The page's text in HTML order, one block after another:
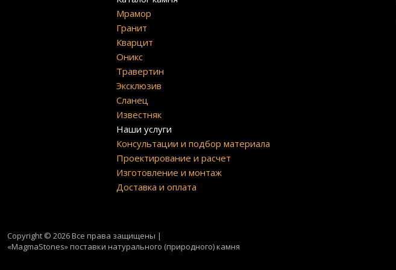
Мрамор
Гранит
Кварцит
Оникс
Травертин
Эксклюзив
Сланец
Известняк
Наши услуги
Консультации и подбор материала
Проектирование и расчет
Изготовление и монтаж
Доставка и оплата
Copyright © 2026 Все права защищены |
«MagmaStones» поставки натурального (природного) камня